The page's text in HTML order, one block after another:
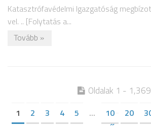
Katasztrófavédelmi Igazgatóság
vel. .. [Folytatás a...
Tovább »
Oldalak 1 - 1,369
1 2 3 4 5 ... 10 20
»